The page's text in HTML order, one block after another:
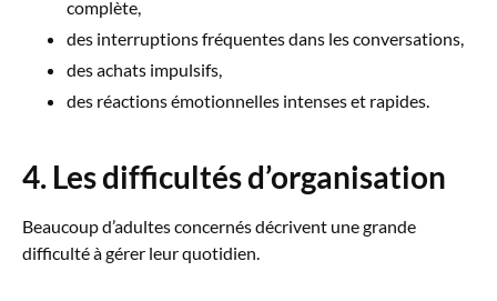
complète,
des interruptions fréquentes dans les conversations,
des achats impulsifs,
des réactions émotionnelles intenses et rapides.
4. Les difficultés d’organisation
Beaucoup d’adultes concernés décrivent une grande
difficulté à gérer leur quotidien.